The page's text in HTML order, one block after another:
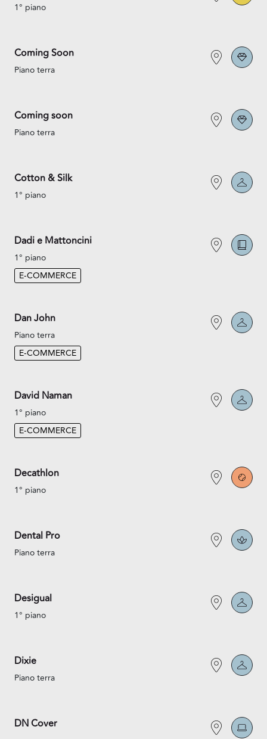
1° piano
Coming Soon
Piano terra
Coming soon
Piano terra
Cotton & Silk
1° piano
Dadi e Mattoncini
1° piano
E-COMMERCE
Dan John
Piano terra
E-COMMERCE
David Naman
1° piano
E-COMMERCE
Decathlon
1° piano
Dental Pro
Piano terra
Desigual
1° piano
Dixie
Piano terra
DN Cover